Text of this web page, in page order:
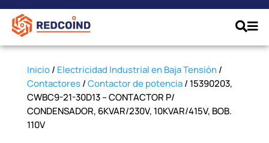
Inicio/ Electricidad Industrial en Baja Tensión/
Contactores/Contactor de potencia/ 15390203,
CWBC9-21-30D13 – CONTACTOR P/
CONDENSADOR, 6KVAR/230V, 10KVAR/415V, BOB.
110V